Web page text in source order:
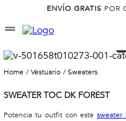
ENVÍO GRATIS POR
vestuario sweaters
SWEATER TOC DK FOREST
Potencia tu outfit con este sweater